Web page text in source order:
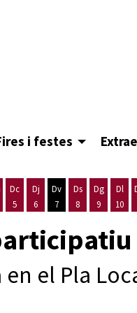
i festes
Dc
5
Dj
6
Dv
7
Ds
8
Dg
9
Dl
10
el Pla